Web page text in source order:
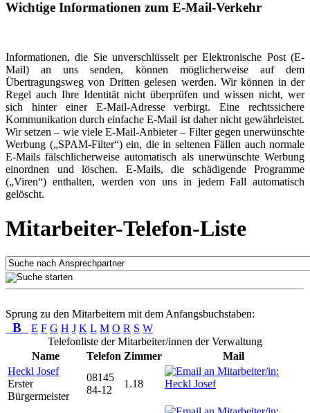
Wichtige Informationen zum E-Mail-Verkehr
Informationen, die Sie unverschlüsselt per Elektronische Post (E-
Mail) an uns senden, können möglicherweise auf dem
Übertragungsweg von Dritten gelesen werden. Wir können in der
Regel auch Ihre Identität nicht überprüfen und wissen nicht, wer
sich hinter einer E-Mail-Adresse verbirgt. Eine rechtssichere
Kommunikation durch einfache E-Mail ist daher nicht gewährleistet.
Wir setzen – wie viele E-Mail-Anbieter – Filter gegen unerwünschte
Werbung („SPAM-Filter“) ein, die in seltenen Fällen auch normale
E-Mails fälschlicherweise automatisch als unerwünschte Werbung
einordnen und löschen. E-Mails, die schädigende Programme
(„Viren“) enthalten, werden von uns in jedem Fall automatisch
gelöscht.
Mitarbeiter-Telefon-Liste
Sprung zu den Mitarbeitern mit dem Anfangsbuchstaben:
B E F G H J K L M O R S W
Telefonliste der Mitarbeiter/innen der Verwaltung
Name
Telefon Zimmer
Mail
Heckl Josef
Erster
Bürgermeister
08145
84-12
1.18